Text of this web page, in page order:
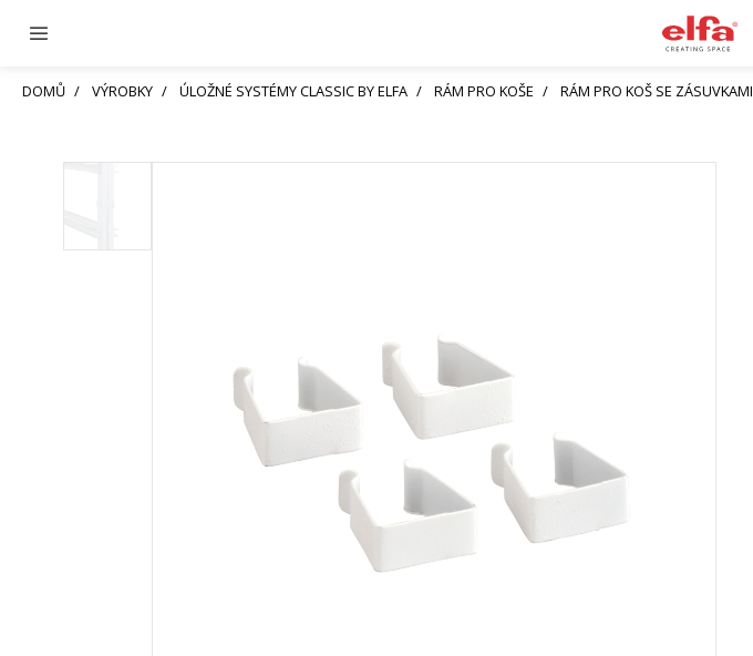
DOMŮ VÝROBKY ÚLOŽNÉ SYSTÉMY CLASSIC BY ELFA RÁM PRO KOŠE RÁM PRO KOŠ SE ZÁSUVKAMI